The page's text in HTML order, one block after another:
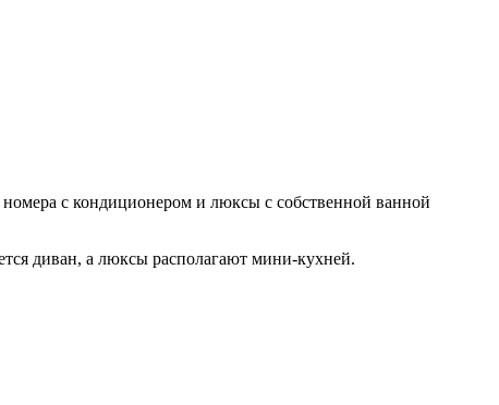
с кондиционером и люксы с собственной ванной
диван, а люксы располагают мини-кухней.